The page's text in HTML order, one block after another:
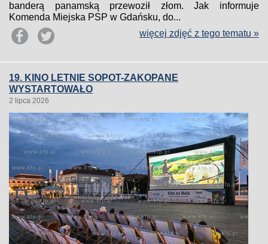
banderą panamską przewoził złom. Jak informuje
Komenda Miejska PSP w Gdańsku, do...
więcej zdjęć z tego tematu »
19. KINO LETNIE SOPOT-ZAKOPANE
WYSTARTOWAŁO
2 lipca 2026